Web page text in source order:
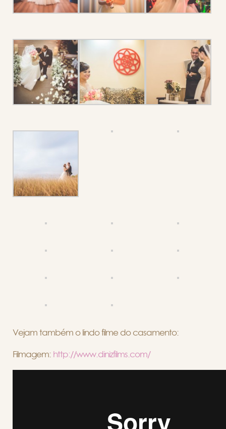
Vejam também o lindo filme do casamento:
Filmagem: http://www.dinizfilms.com/